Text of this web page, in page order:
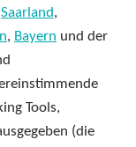
Saarland,
, Bayern und der
Tools,
(die